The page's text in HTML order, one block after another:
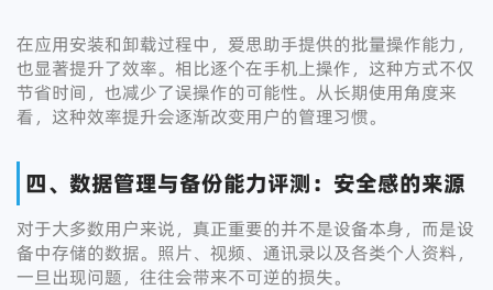
在应用安装和卸载过程中，爱思助手提供的批量操作能力，
也显著提升了效率。相比逐个在手机上操作，这种方式不仅
节省时间，也减少了误操作的可能性。从长期使用角度来
看，这种效率提升会逐渐改变用户的管理习惯。
四、数据管理与备份能力评测：安全感的来源
对于大多数用户来说，真正重要的并不是设备本身，而是设
备中存储的数据。照片、视频、通讯录以及各类个人资料，
一旦出现问题，往往会带来不可逆的损失。